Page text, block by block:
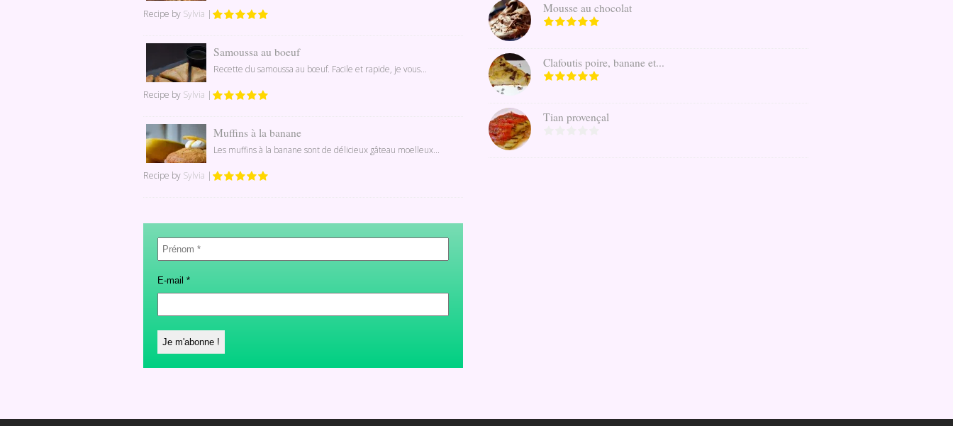
Recipe by Sylvia |
Samoussa au boeuf
Recette du samoussa au bœuf. Facile et rapide, je vous...
Recipe by Sylvia |
Muffins à la banane
Les muffins à la banane sont de délicieux gâteau moelleux...
Recipe by Sylvia |
E-mail *
Mousse au chocolat
Clafoutis poire, banane et...
Tian provençal